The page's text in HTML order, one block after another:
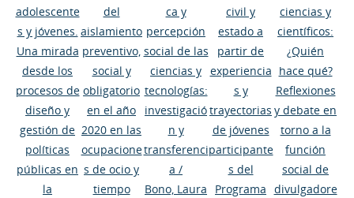
adolescente
s y jóvenes.
Una mirada
desde los
procesos de
diseño y
gestión de
políticas
públicas en
la
del
aislamiento
preventivo,
social y
obligatorio
en el año
2020 en las
ocupacione
s de ocio y
tiempo
ca y
percepción
social de las
ciencias y
tecnologías:
investigació
n y
transferenci
a /
Bono, Laura
civil y
estado a
partir de
experiencia
s y
trayectorias
de jóvenes
participante
s del
Programa
ciencias y
científicos:
¿Quién
hace qué?
Reflexiones
y debate en
torno a la
función
social de
divulgadore